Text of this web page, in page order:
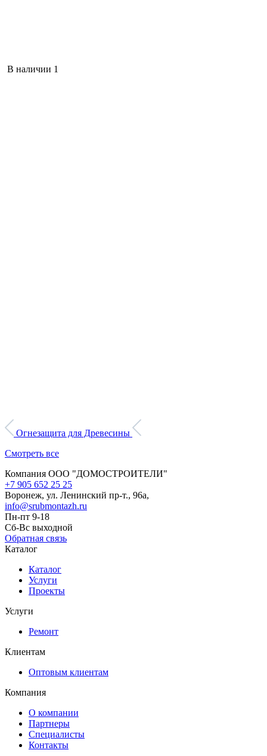
В наличии 1
Огнезащита для Древесины
Смотреть все
Компания ООО "ДОМОСТРОИТЕЛИ"
+7 905 652 25 25
Воронеж, ул. Ленинский пр-т., 96а,
info@srubmontazh.ru
Пн-пт 9-18
Сб-Вс выходной
Обратная связь
Каталог
Каталог
Услуги
Проекты
Услуги
Ремонт
Клиентам
Оптовым клиентам
Компания
О компании
Партнеры
Специалисты
Контакты